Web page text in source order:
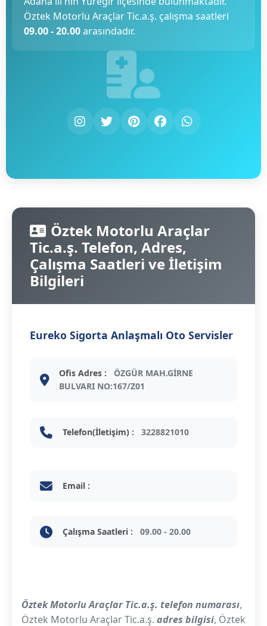
Öztek Motorlu Araçlar Tic.a.ş. çalışma saatleri
09.00 - 20.00arasındadır.
Öztek Motorlu Araçlar
Tic.a.ş. Telefon, Adres,
Çalışma Saatleri ve İletişim
Bilgileri
Eureko Sigorta Anlaşmalı Oto Servisler
Ofis Adres :
ÖZGÜR MAH.GİRNE
BULVARI NO:167/Z01
Telefon(İletişim) : 3228821010
Email :
Çalışma Saatleri : 09.00 - 20.00
Öztek Motorlu Araçlar Tic.a.ş. telefon numarası,
Öztek Motorlu Araçlar Tic.a.ş. adres bilgisi, Öztek